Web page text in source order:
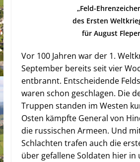
„Feld-
des Ersten
für August Fleper
Vor 100 Jahren war der 1.
September bereits seit vier
entbrannt. Entscheidende
waren schon geschlagen. Die
Truppen standen im Westen
Osten kämpfte General von
die russischen Armeen. Und
Schlachten trafen auch die
über gefallene Soldaten hier in